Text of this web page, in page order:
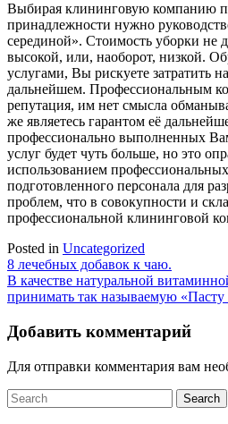
Выбирая клининговую компанию
принадлежности нужно
серединой». Стоимость уборки не
высокой, или, наоборот, низкой.
услугами, Вы рискуете затратить
дальнейшем. Профессиональным
репутация, им нет смысла
же являетесь гарантом её
профессионально выполненных
услуг будет чуть больше, но это
использованием
подготовленного персонала для
проблем, что в совокупности и
профессиональной клининговой
Posted in Uncategorized
Навигация
по
8 лечебных добавок к чаю.
В качестве натуральной
принимать так называемую
Добавить комментарий
Для отправки комментария вам
Search
for: